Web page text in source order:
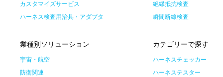
カスタマイズサービス
ハーネス検査用治具・アダプタ
業種別ソリューション
宇宙・航空
防衛関連
絶縁抵抗検査
瞬間断線検査
カテゴリーで探す
ハーネスチェッカー
ハーネステスター